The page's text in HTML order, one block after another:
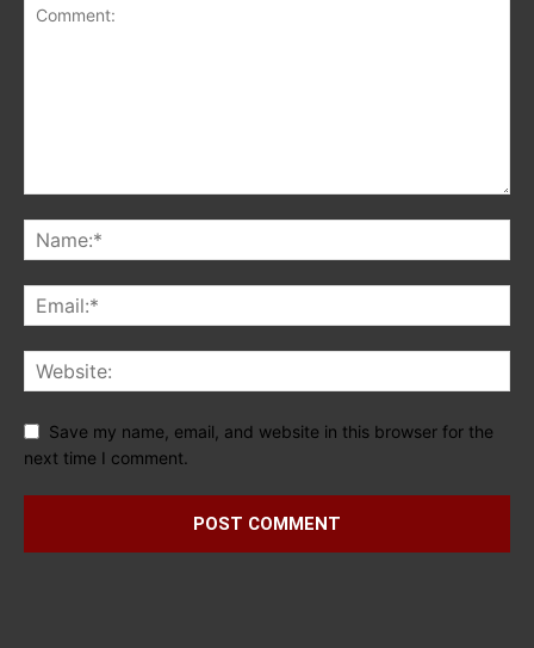
Save my name, email, and website in this browser for the
next time I comment.